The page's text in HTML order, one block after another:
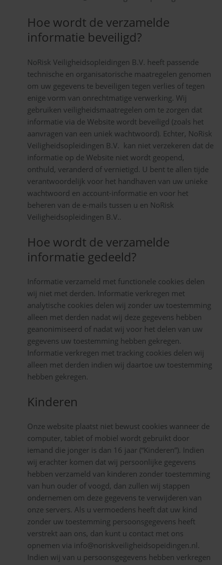
Hoe wordt de verzamelde
informatie beveiligd?
NoRisk Veiligheidsopleidingen B.V. heeft passende
technische en organisatorische maatregelen genomen
om uw gegevens te beveiligen tegen verlies of tegen
enige vorm van onrechtmatige verwerking. Wij
gebruiken veiligheidsmaatregelen om te zorgen dat
informatie via de Website wordt beveiligd (zoals het
aanvragen van een uniek wachtwoord). Echter, NoRisk
Veiligheidsopleidingen B.V. kan niet verzekeren dat de
informatie op de Website niet wordt geopend,
onthuld, veranderd of vernietigd. U bent te allen tijde
verantwoordelijk voor het handhaven van uw unieke
wachtwoord en account-informatie en voor het
beheren van de e-mails tussen u en NoRisk
Veiligheidsopleidingen B.V..
Hoe wordt de verzamelde
informatie gedeeld?
Informatie verzameld met functionele cookies delen
wij niet met derden. Informatie verkregen met
analytische cookies delen wij zonder uw toestemming
alleen met derden nadat wij deze gegevens hebben
geanonimiseerd of nadat wij voor het delen van uw
gegevens uw toestemming hebben gekregen.
Informatie verkregen met tracking cookies delen wij
alleen met derden indien wij daartoe uw toestemming
hebben gekregen.
Kinderen
Onze website plaatst niet bewust cookies wanneer de
computer, tablet of mobiel wordt gebruikt door
iemand die jonger is dan 16 jaar (“Kinderen”). Indien
wij erachter komen dat wij persoonlijke gegevens
hebben verzameld van kinderen zonder toestemming
van hun ouder of voogd, dan zullen wij stappen
ondernemen om deze gegevens te verwijderen van
onze servers. Als u vermoedens heeft dat uw kind
zonder uw toestemming persoonsgegevens heeft
verstrekt aan ons, dan kunt u contact met ons
opnemen via info@noriskveiligheidsopeidingen.nl.
Indien wij van u persoonsgegevens hebben verkregen